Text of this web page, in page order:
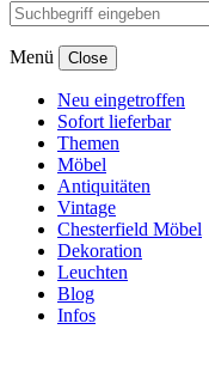
Menü Close
Neu eingetroffen
Sofort lieferbar
Themen
Möbel
Antiquitäten
Vintage
Chesterfield Möbel
Dekoration
Leuchten
Blog
Infos